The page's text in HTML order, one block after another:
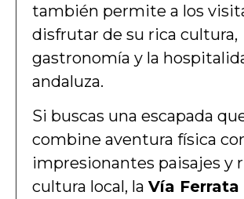
también permite a los
disfrutar de su rica cultura,
gastronomía y la
andaluza.
Si buscas una escapada
combine aventura física
impresionantes paisajes y
cultura local, la Vía Ferrata